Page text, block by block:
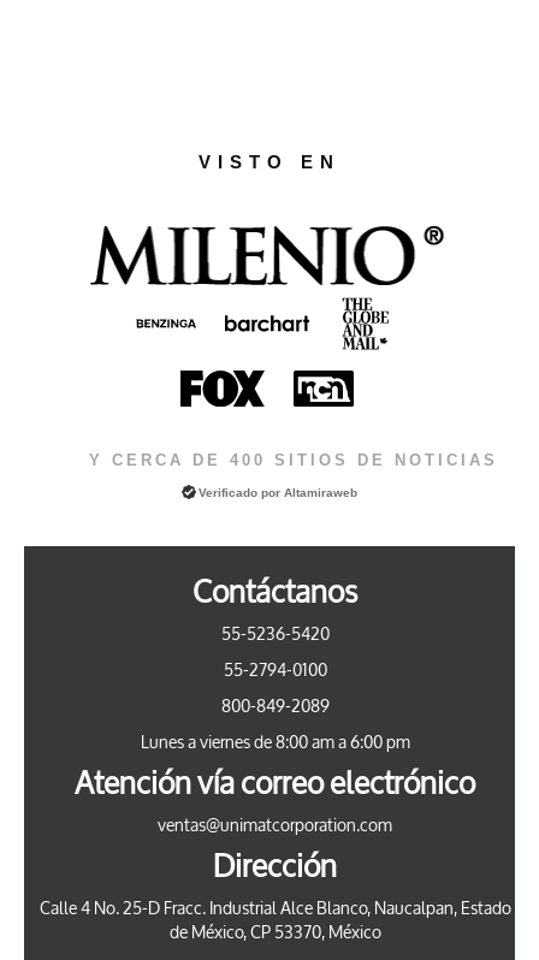
VISTO EN
Y CERCA DE 400 SITIOS DE NOTICIAS
Verificado porAltamiraweb
Contáctanos
55-5236-5420
55-2794-0100
800-849-2089
Lunes a viernes de 8:00 am a 6:00 pm
Atención vía correo electrónico
ventas@unimatcorporation.com
Dirección
Calle 4 No. 25-D Fracc. Industrial Alce Blanco, Naucalpan, Estado
de México, CP 53370, México